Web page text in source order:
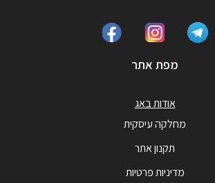
מפת אתר
אודות באג
מחלקה עיסקית
תקנון אתר
מדיניות פרטיות